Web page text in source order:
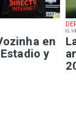
en
y
EL